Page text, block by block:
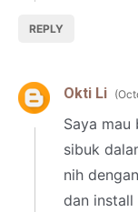
REPLY
Okti Li
Saya
sibuk
nih
dan install